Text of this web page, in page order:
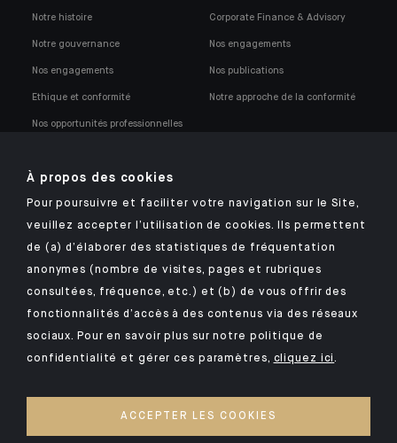
Notre histoire
Notre gouvernance
Nos engagements
Ethique et conformité
Nos opportunités professionnelles
Corporate Finance & Advisory
Nos engagements
Nos publications
Notre approche de la conformité
Retrouvez notre application mobile Indosuez
MENTIONS LÉGALES
SÉCURITÉ
À propos des cookies
Pour poursuivre et faciliter votre navigation sur le Site,
veuillez accepter l’utilisation de cookies. Ils permettent
de (a) d’élaborer des statistiques de fréquentation
anonymes (nombre de visites, pages et rubriques
consultées, fréquence, etc.) et (b) de vous offrir des
fonctionnalités d’accès à des contenus via des réseaux
sociaux. Pour en savoir plus sur notre politique de
confidentialité et gérer ces paramètres, cliquez ici.
ACCEPTER LES COOKIES